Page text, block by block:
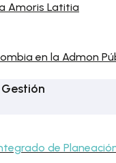
Amoris Latitia
en la Admon
de